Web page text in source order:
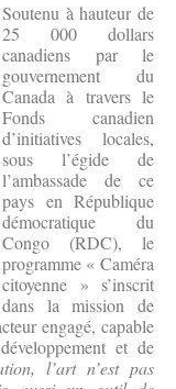
Soutenu à hauteur de
25 000 dollars
canadiens par le
gouvernement du
Canada à travers le
Fonds canadien
d’initiatives locales,
sous l’égide de
l’ambassade de ce
pays en République
démocratique du
Congo (RDC), le
programme « Caméra
citoyenne » s’inscrit
dans la mission de
engagé, capable
et de
l’art n’est pas